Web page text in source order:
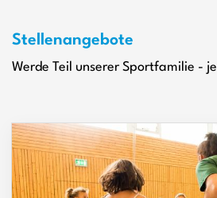
Stellenangebote
Werde Teil unserer Sportfamilie -